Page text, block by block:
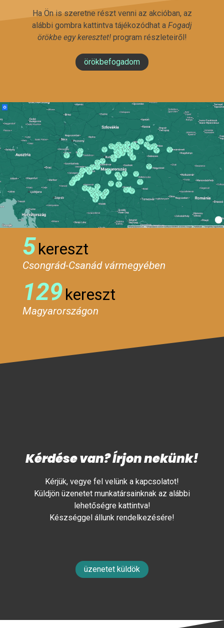
Ha Ön is szeretne részt venni az akcióban, az
alábbi gombra kattintva tájékozódhat a Fogadj
örökbe egy keresztet!program részleteiről!
örökbefogadom
5kereszt
Csongrád-Csanád vármegyében
129kereszt
Magyarországon
Kérdése van? Írjon nekünk!
Kérjük, vegye fel velünk a kapcsolatot!
Küldjön üzenetet munkatársainknak az alábbi
lehetőségre kattintva!
Készséggel állunk rendelkezésére!
üzenetet küldök